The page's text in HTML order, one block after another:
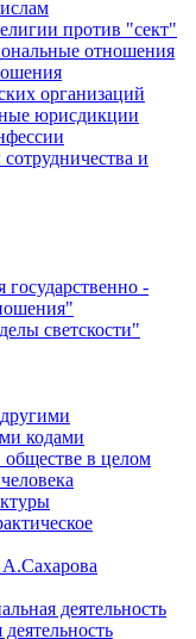
против "сект"
отношения
организаций
юрисдикции
и
-
светскости"
кодами
в целом
деятельность